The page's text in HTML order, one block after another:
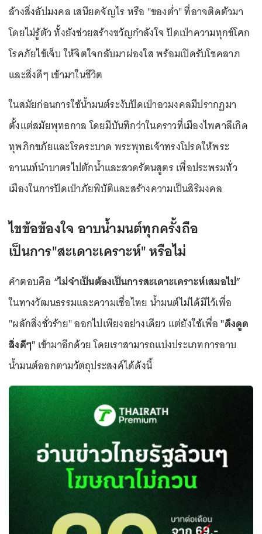
ล้างสิ่งอัปมงคล เสนียดจัญไร หรือ "ของต่ำ" ที่อาจติดตัวมา
โดยไม่รู้ตัว ทั้งยังช่วยสร้างขวัญกำลังใจ ปัดเป่าความทุกข์โศก
โรคภัยไข้เจ็บ ให้จิตใจกลับมาผ่องใส พร้อมเปิดรับโชคลาภ
และสิ่งดีๆ เข้ามาในชีวิต
ในสมัยก่อนการใช้น้ำมนต์ระงับปัดเป่าอวมงคลมีปรากฏมา
ตั้งแต่สมัยพุทธกาล โดยมีบันทึกว่าในคราวที่เมืองไพศาลีเกิด
ทุพภิกขภัยและโรคระบาด พระพุทธเจ้าทรงโปรดให้พระ
อานนท์นำบาตรไปตักน้ำและสวดรัตนสูตร เพื่อประพรมทั่ว
เมืองในการปัดเป่าภัยพิบัติและสร้างความเป็นสิริมงคล
ไขข้อข้องใจ อาบน้ำมนต์ทุกครั้งถือ
เป็นการ"สะเดาะเคราะห์" หรือไม่
คำตอบคือ “ไม่จำเป็นต้องเป็นการสะเดาะเคราะห์เสมอไป”
ในทางวัฒนธรรมและความเชื่อไทย น้ำมนต์ไม่ได้มีไว้เพื่อ
"ผลักสิ่งชั่วร้าย" ออกไปเพียงอย่างเดียว แต่ยังใช้เพื่อ "ดึงดูด
สิ่งดีๆ" เข้ามาอีกด้วย โดยเราสามารถแบ่งประเภทการอาบ
น้ำมนต์ออกตามวัตถุประสงค์ได้ดังนี้